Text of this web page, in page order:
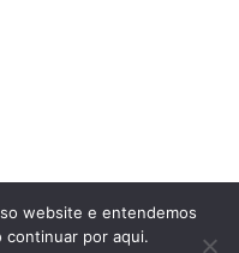
website e entendemos
continuar por aqui.